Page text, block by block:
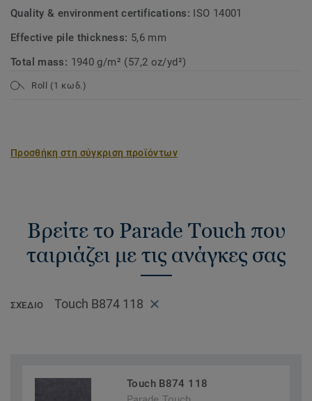
Quality & environment certifications: ISO 14001
Effective pile thickness: 5,6 mm
Total mass: 1940 g/m² (57,2 oz/yd²)
Roll (1 κωδ.)
Προσθήκη στη σύγκριση προϊόντων
Βρείτε το Parade Touch που
ταιριάζει με τις ανάγκες σας
ΣΧΈΔΙΟ Touch B874 118
Touch B874 118